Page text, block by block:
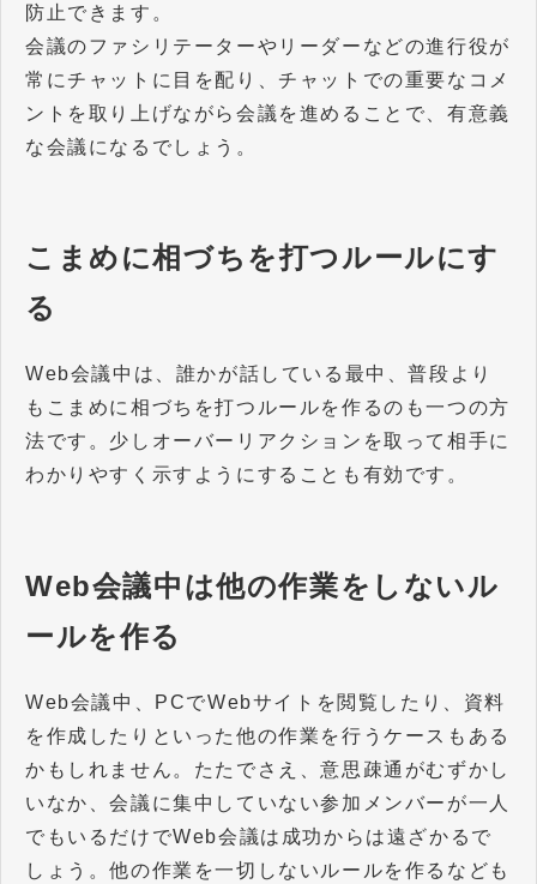
防止できます。
会議のファシリテーターやリーダーなどの進行役が
常にチャットに目を配り、チャットでの重要なコメ
ントを取り上げながら会議を進めることで、有意義
な会議になるでしょう。
こまめに相づちを打つルールにす
る
Web会議中は、誰かが話している最中、普段より
もこまめに相づちを打つルールを作るのも一つの方
法です。少しオーバーリアクションを取って相手に
わかりやすく示すようにすることも有効です。
Web会議中は他の作業をしないル
ールを作る
Web会議中、PCでWebサイトを閲覧したり、資料
を作成したりといった他の作業を行うケースもある
かもしれません。たたでさえ、意思疎通がむずかし
いなか、会議に集中していない参加メンバーが一人
でもいるだけでWeb会議は成功からは遠ざかるで
しょう。他の作業を一切しないルールを作るなども